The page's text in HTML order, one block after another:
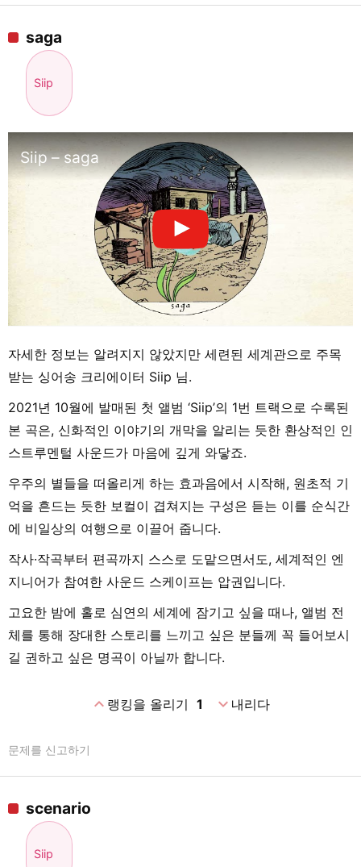
saga
Siip
Siip – saga
자세한 정보는 알려지지 않았지만 세련된 세계관으로 주목
받는 싱어송 크리에이터 Siip 님.
2021년 10월에 발매된 첫 앨범 ‘Siip’의 1번 트랙으로 수록된
본 곡은, 신화적인 이야기의 개막을 알리는 듯한 환상적인 인
스트루멘털 사운드가 마음에 깊게 와닿죠.
우주의 별들을 떠올리게 하는 효과음에서 시작해, 원초적 기
억을 흔드는 듯한 보컬이 겹쳐지는 구성은 듣는 이를 순식간
에 비일상의 여행으로 이끌어 줍니다.
작사·작곡부터 편곡까지 스스로 도맡으면서도, 세계적인 엔
지니어가 참여한 사운드 스케이프는 압권입니다.
고요한 밤에 홀로 심연의 세계에 잠기고 싶을 때나, 앨범 전
체를 통해 장대한 스토리를 느끼고 싶은 분들께 꼭 들어보시
길 권하고 싶은 명곡이 아닐까 합니다.
expand_less랭킹을 올리기 1 expand_more내리다
문제를 신고하기
scenario
Siip